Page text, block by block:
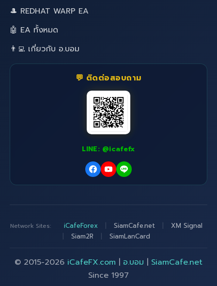
🎩 REDHAT WARP EA
🤖 EA ทั้งหมด
👨‍💻 เกี่ยวกับ อ.บอม
💬 ติดต่อสอบถาม
LINE: @icafefx
Network Sites: iCafeForex SiamCafe.net
XM Signal
Siam2R SiamLanCard
© 2015-2026 iCafeFX.com | อ.บอม | SiamCafe.net
Since 1997